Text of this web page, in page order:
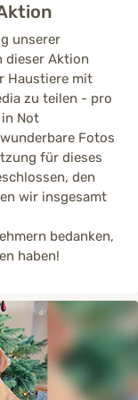
unserer
dieser Aktion
Haustiere mit
zu teilen - pro
Not
Fotos
für dieses
den
wir insgesamt
bedanken,
haben!